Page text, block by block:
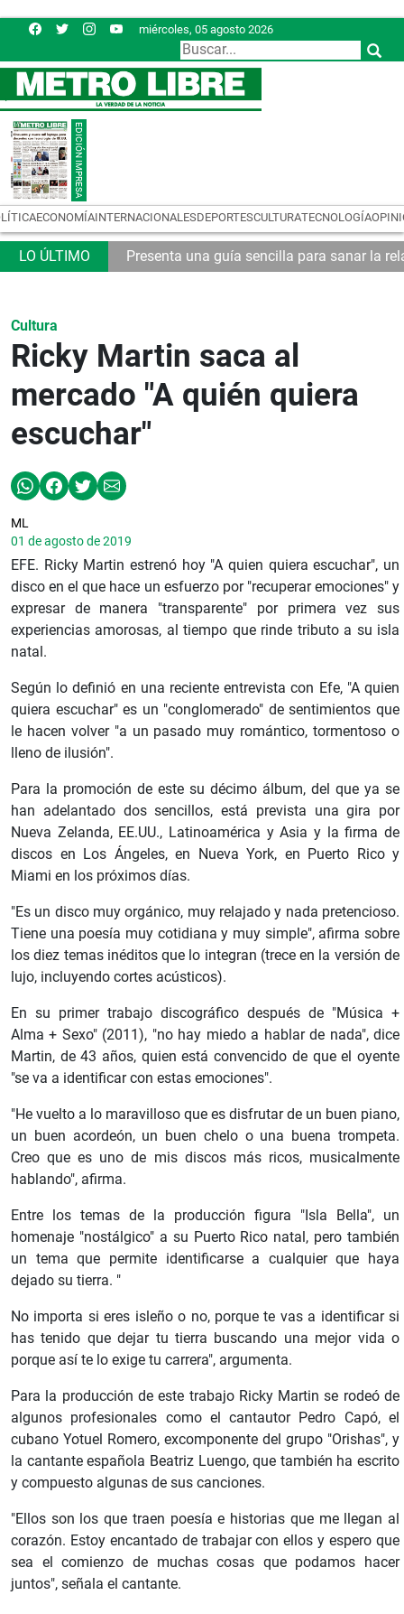
miércoles, 05 agosto 2026
ECONOMÍAINTERNACIONALESDEPORTESCULTURATECNOLOGÍA
logísticos Presenta una guía sencilla para sanar la
Cultura
Ricky Martin saca al
mercado "A quién quiera
escuchar"
ML
01 de agosto de 2019
EFE. Ricky Martin estrenó hoy "A quien quiera escuchar", un
disco en el que hace un esfuerzo por "recuperar emociones" y
expresar de manera "transparente" por primera vez sus
experiencias amorosas, al tiempo que rinde tributo a su isla
natal.
Según lo definió en una reciente entrevista con Efe, "A quien
quiera escuchar" es un "conglomerado" de sentimientos que
le hacen volver "a un pasado muy romántico, tormentoso o
lleno de ilusión".
Para la promoción de este su décimo álbum, del que ya se
han adelantado dos sencillos, está prevista una gira por
Nueva Zelanda, EE.UU., Latinoamérica y Asia y la firma de
discos en Los Ángeles, en Nueva York, en Puerto Rico y
Miami en los próximos días.
"Es un disco muy orgánico, muy relajado y nada pretencioso.
Tiene una poesía muy cotidiana y muy simple", afirma sobre
los diez temas inéditos que lo integran (trece en la versión de
lujo, incluyendo cortes acústicos).
En su primer trabajo discográfico después de "Música +
Alma + Sexo" (2011), "no hay miedo a hablar de nada", dice
Martin, de 43 años, quien está convencido de que el oyente
"se va a identificar con estas emociones".
"He vuelto a lo maravilloso que es disfrutar de un buen piano,
un buen acordeón, un buen chelo o una buena trompeta.
Creo que es uno de mis discos más ricos, musicalmente
hablando", afirma.
Entre los temas de la producción figura "Isla Bella", un
homenaje "nostálgico" a su Puerto Rico natal, pero también
un tema que permite identificarse a cualquier que haya
dejado su tierra. "
No importa si eres isleño o no, porque te vas a identificar si
has tenido que dejar tu tierra buscando una mejor vida o
porque así te lo exige tu carrera", argumenta.
Para la producción de este trabajo Ricky Martin se rodeó de
algunos profesionales como el cantautor Pedro Capó, el
cubano Yotuel Romero, excomponente del grupo "Orishas", y
la cantante española Beatriz Luengo, que también ha escrito
y compuesto algunas de sus canciones.
"Ellos son los que traen poesía e historias que me llegan al
corazón. Estoy encantado de trabajar con ellos y espero que
sea el comienzo de muchas cosas que podamos hacer
juntos", señala el cantante.